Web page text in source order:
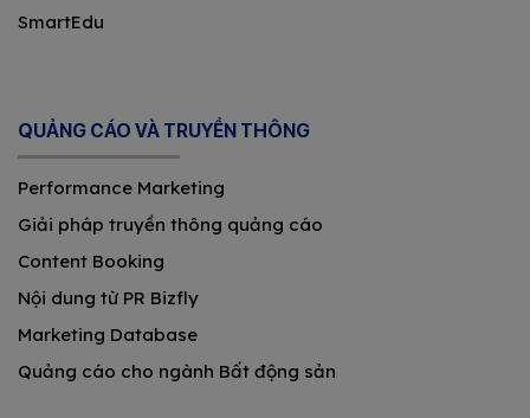
SmartEdu
QUẢNG CÁO VÀ TRUYỀN THÔNG
Performance Marketing
Giải pháp truyền thông quảng cáo
Content Booking
Nội dung từ PR Bizfly
Marketing Database
Quảng cáo cho ngành Bất động sản